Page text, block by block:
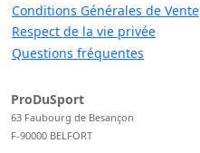
Conditions Générales de Vente
Respect de la vie privée
Questions fréquentes
ProDuSport
63 Faubourg de Besançon
F-90000 BELFORT